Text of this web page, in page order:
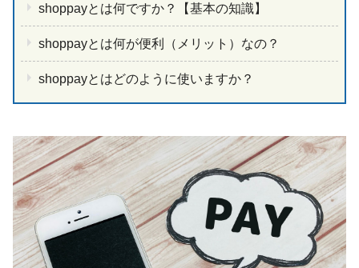
shoppayとは何ですか？【基本の知識】
shoppayとは何が便利（メリット）なの？
shoppayとはどのように使いますか？